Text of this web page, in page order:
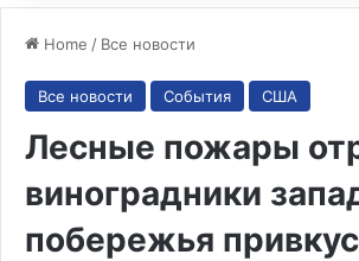
Home / Все новости
Все новости События США
Лесные пожары
виноградники
побережья